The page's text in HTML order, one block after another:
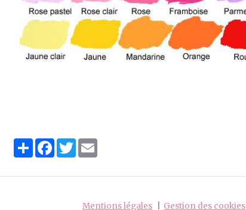
PartagerFacebook
Twitter
Mentions légales Gestion des cookies